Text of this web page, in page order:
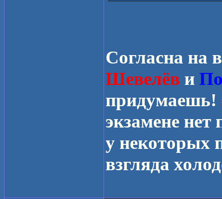
Согласна на
Шевелёв и
придумаешь!
экзамене нет
у некоторых
взгляда